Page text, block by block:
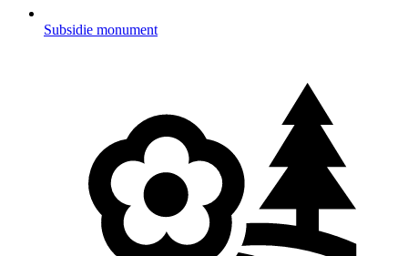
Subsidie monument